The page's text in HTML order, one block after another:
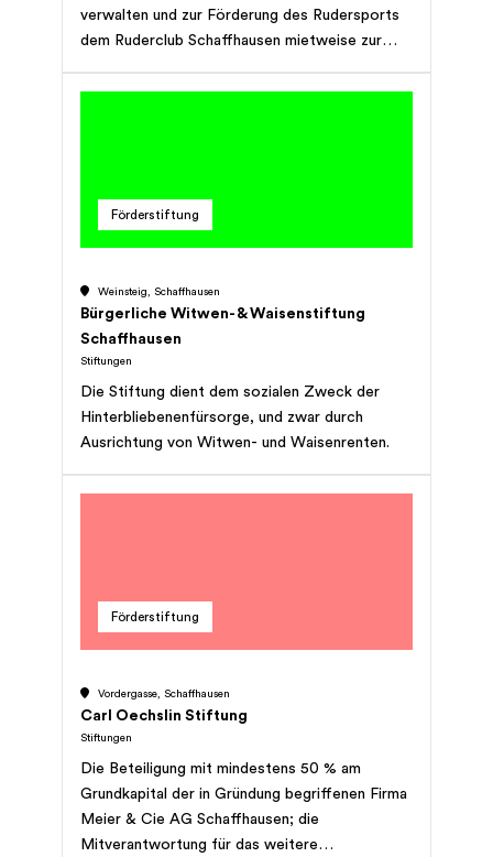
verwalten und zur Förderung des Rudersports
dem Ruderclub Schaffhausen mietweise zur
Förderstiftung
Weinsteig, Schaffhausen
Bürgerliche Witwen- & Waisenstiftung
Schaffhausen
Stiftungen
Die Stiftung dient dem sozialen Zweck der
Hinterbliebenenfürsorge, und zwar durch
Ausrichtung von Witwen- und Waisenrenten.
Förderstiftung
Vordergasse, Schaffhausen
Carl Oechslin Stiftung
Stiftungen
Die Beteiligung mit mindestens 50 % am
Grundkapital der in Gründung begriffenen Firma
Meier & Cie AG Schaffhausen; die
Mitverantwortung für das weitere